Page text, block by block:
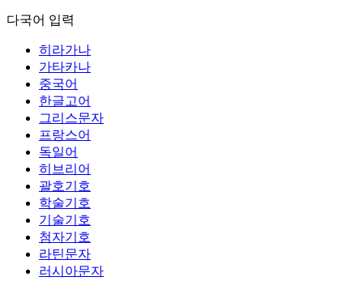
다국어 입력
히라가나
가타카나
중국어
한글고어
그리스문자
프랑스어
독일어
히브리어
괄호기호
학술기호
기술기호
첨자기호
라틴문자
러시아문자